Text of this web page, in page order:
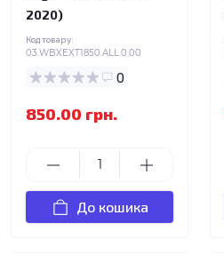
2020)
Код товару:
03.WBXEXT1850.ALL.0.00
0
850.00 грн.
До кошика